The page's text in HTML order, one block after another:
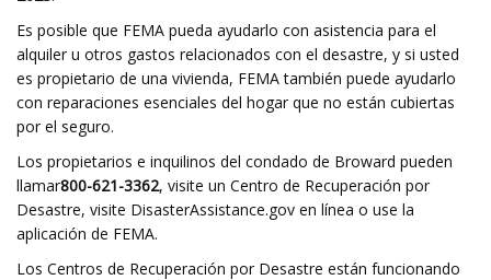
Es posible que FEMA pueda ayudarlo con asistencia para el
alquiler u otros gastos relacionados con el desastre, y si usted
es propietario de una vivienda, FEMA también puede ayudarlo
con reparaciones esenciales del hogar que no están cubiertas
por el seguro.
Los propietarios e inquilinos del condado de Broward pueden
llamar800-621-3362, visite un Centro de Recuperación por
Desastre, visite DisasterAssistance.gov en línea o use la
aplicación de FEMA.
Los Centros de Recuperación por Desastre están funcionando